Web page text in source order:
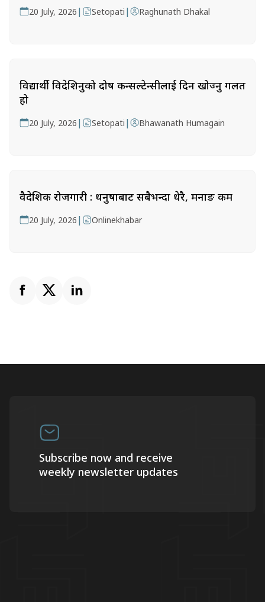
20 July, 2026 | Setopati | Raghunath Dhakal
विद्यार्थी विदेशिनुको दोष कन्सल्टेन्सीलाई दिन खोज्नु गलत
हो
20 July, 2026 | Setopati | Bhawanath Humagain
वैदेशिक रोजगारी : धनुषाबाट सबैभन्दा धेरै, मनाङ कम
20 July, 2026 | Onlinekhabar
Subscribe now and receive
weekly newsletter updates